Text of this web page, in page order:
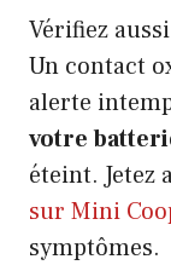
Vérifiez
Un contact
alerte
votre
éteint. Jetez
sur Mini
symptômes.